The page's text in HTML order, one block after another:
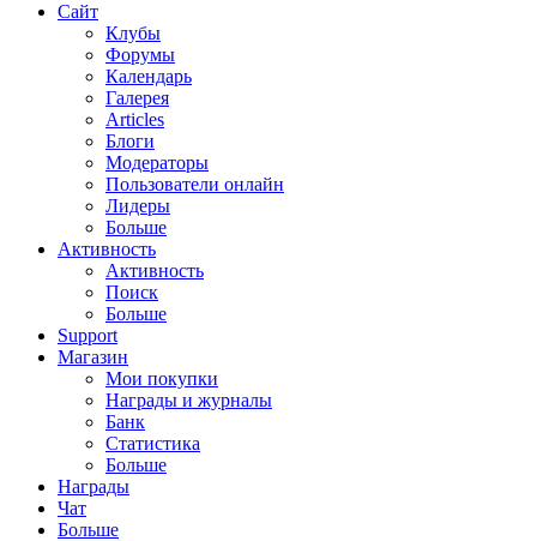
Сайт
Клубы
Форумы
Календарь
Галерея
Articles
Блоги
Модераторы
Пользователи онлайн
Лидеры
Больше
Активность
Активность
Поиск
Больше
Support
Магазин
Мои покупки
Награды и журналы
Банк
Статистика
Больше
Награды
Чат
Больше